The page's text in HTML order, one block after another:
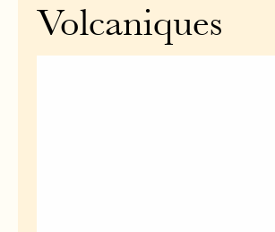
Volcaniques